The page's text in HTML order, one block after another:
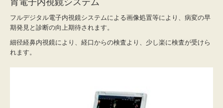
胃電子内視鏡システム
フルデジタル電子内視鏡システムによる画像処置等により、病変の早
期発見と診断の向上期待されます。
細径経鼻内視鏡により、経口からの検査より、少し楽に検査が受けら
れます。